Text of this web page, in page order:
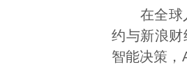
在全球人
约与新浪
智能决策，